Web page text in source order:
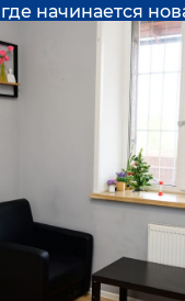
начинается